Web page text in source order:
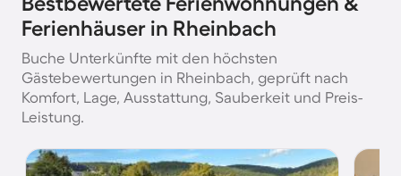
Ferienhäuser in Rheinbach
Buche Unterkünfte mit den höchsten
Gästebewertungen in Rheinbach, geprüft nach
Komfort, Lage, Ausstattung, Sauberkeit und Preis-
Leistung.